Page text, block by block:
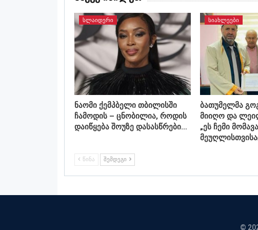
ᲡᲚᲐᲘᲓᲔᲠᲘ
ნაომი ქემპბელი თბილისში
ჩამოდის – ცნობილია, როდის
დაიწყება შოუზე დასასწრები…
ᲡᲘᲐᲮᲚᲔᲔᲑᲘ
ბათუმელმა
მიიღო და
„ეს ჩემი
ᲬᲘᲜᲐ ᲨᲔᲛᲓᲔᲒᲘ
©